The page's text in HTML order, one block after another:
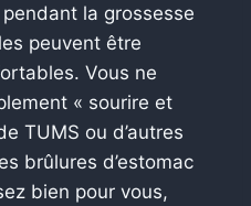
la grossesse
peuvent être
Vous ne
« sourire et
TUMS ou d’autres
brûlures d’estomac
bien pour vous,